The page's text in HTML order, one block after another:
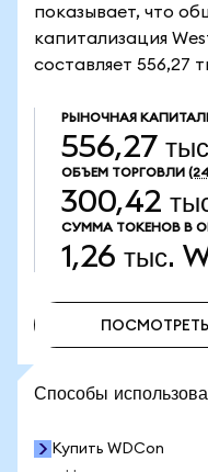
показывает, что
капитализация
составляет 556,27
РЫНОЧНАЯ
556,27
ОБЪЕМ ТОРГОВЛИ
300,42
СУММА ТОКЕНОВ В
1,26 тыс.
Способы
Купить WDCon